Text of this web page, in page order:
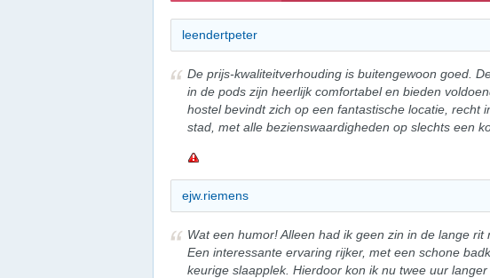
leendertpeter
De prijs-kwaliteitverhouding is buitengewoon goed.
in de pods zijn heerlijk comfortabel en bieden
hostel bevindt zich op een fantastische locatie, recht
stad, met alle bezienswaardigheden op slechts een
ejw.riemens
Wat een humor! Alleen had ik geen zin in de lange rit
Een interessante ervaring rijker, met een schone
keurige slaapplek. Hierdoor kon ik nu twee uur